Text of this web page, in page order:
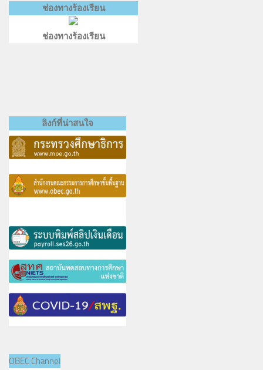
ช่องทางร้องเรียน
ช่องทางร้องเรียน
ลิงก์ที่น่าสนใจ
OBEC Channel